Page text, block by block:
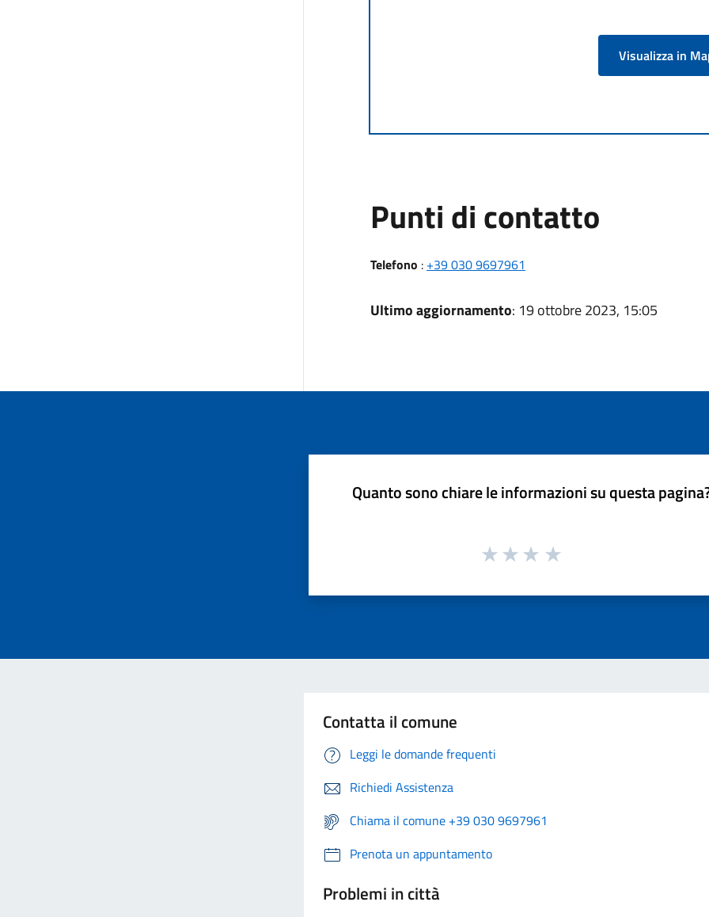
Visualizza in
Punti di contatto
Telefono : +39 030 9697961
Ultimo aggiornamento: 19 ottobre 2023, 15:05
Quanto sono chiare le informazioni su questa
Contatta il comune
Leggi le domande frequenti
Richiedi Assistenza
Chiama il comune +39 030 9697961
Prenota un appuntamento
Problemi in città